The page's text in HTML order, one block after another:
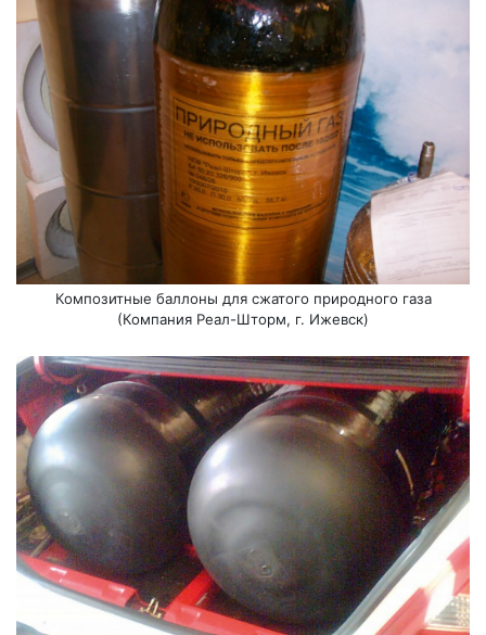
Композитные баллоны для сжатого природного газа
(Компания Реал-Шторм, г. Ижевск)